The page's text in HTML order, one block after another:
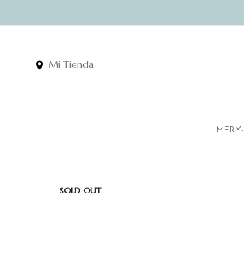
Mi Tienda
SOLD OUT